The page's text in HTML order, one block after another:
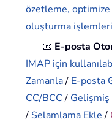
özetleme,
oluşturma
📧 E-posta
IMAP için
Zamanla/ E-posta
CC/BCC/
/ Selamlama Ekle/